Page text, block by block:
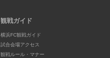
観戦ガイド
横浜FC観戦ガイド
試合会場アクセス
観戦ルール・マナー